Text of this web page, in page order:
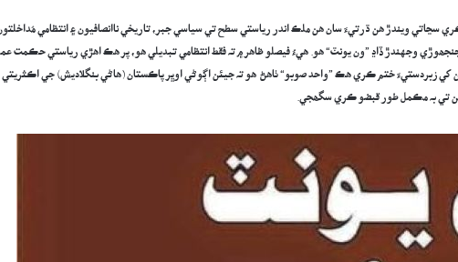
ويندڙ ھن ڌرتيءَ سان ھن ملڪ اندر رياستي سطح تي سياسي جبر، تاريخي ناانصافيون ۽ انتظامي
وجهندڙ ڏاڍ ”ون يونٽ“ هو. هيءُ فيصلو ظاھر ۾ تہ فقط انتظامي تبديلي هو، پر هڪ اهڙي رياستي حڪمت
زبردستيءَ ختم ڪري هڪ ”واحد صوبو“ ٺاھڻ هو تہ جيئن اڳوڻي اوڀر پاڪستان (ھاڻي بنگلاديش) جي اڪثريتي
تي بہ مڪمل طور قبضو ڪري سگھجي.